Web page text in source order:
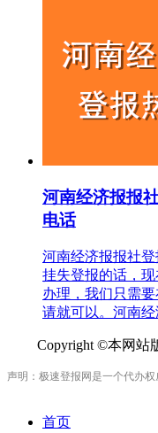
河南经济报报
电话
河南经济报报社登
挂失登报的话，
办理，我们只需
请就可以。河南经
Copyright ©本网站
声明：极速登报网是一个代办
首页